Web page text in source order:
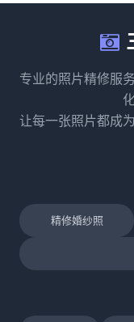
专业的照片精修服
让每一张照片都成
精修婚纱照